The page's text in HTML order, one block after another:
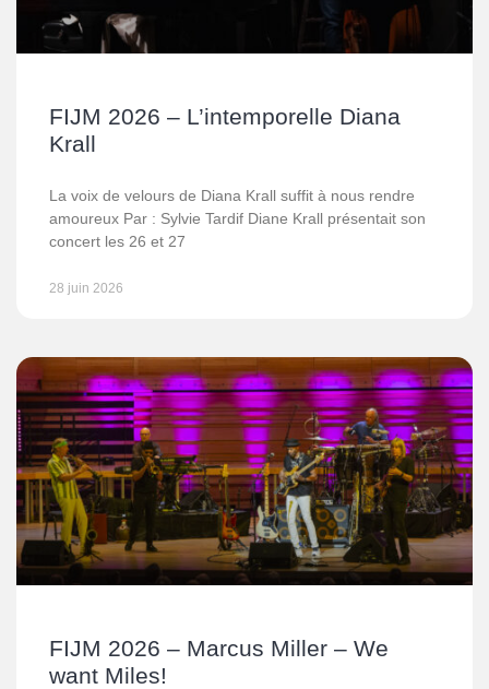
FIJM 2026 – L’intemporelle Diana
Krall
La voix de velours de Diana Krall suffit à nous rendre
amoureux Par : Sylvie Tardif Diane Krall présentait son
concert les 26 et 27
28 juin 2026
FIJM 2026 – Marcus Miller – We
want Miles!